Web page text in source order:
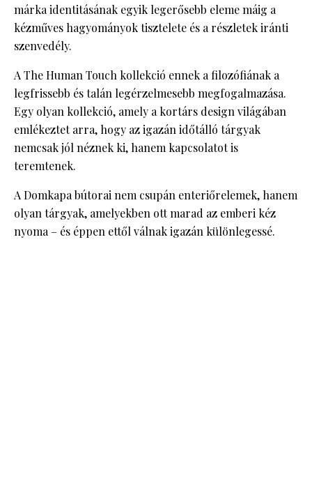
márka identitásának egyik legerősebb eleme máig a
kézműves hagyományok tisztelete és a részletek iránti
szenvedély.
A The Human Touch kollekció ennek a filozófiának a
legfrissebb és talán legérzelmesebb megfogalmazása.
Egy olyan kollekció, amely a kortárs design világában
emlékeztet arra, hogy az igazán időtálló tárgyak
nemcsak jól néznek ki, hanem kapcsolatot is
teremtenek.
A Domkapa bútorai nem csupán enteriőrelemek, hanem
olyan tárgyak, amelyekben ott marad az emberi kéz
nyoma – és éppen ettől válnak igazán különlegessé.